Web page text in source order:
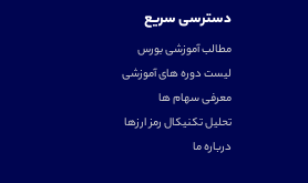
دسترسی سریع
مطالب آموزشی بورس
لیست دوره های آموزشی
معرفی سهام ها
تحلیل تکنیکال رمز ارزها
درباره ما